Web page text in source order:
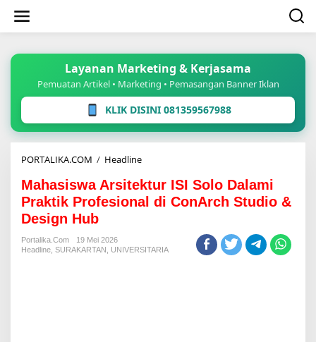
konten
Layanan Marketing & Kerjasama
Pemuatan Artikel • Marketing • Pemasangan Banner Iklan
KLIK DISINI 081359567988
PORTALIKA.COM / HeadlineMahasiswa
ISI
Solo
Dalami
di
Mahasiswa Arsitektur ISI Solo Dalami
Praktik Profesional di ConArch Studio &
Design Hub
Portalika.com
19 Mei 2026
Headline SURAKARTAN UNIVERSITARIA